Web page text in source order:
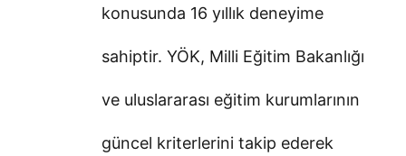
konusunda 16 yıllık deneyime
sahiptir. YÖK, Milli Eğitim Bakanlığı
ve uluslararası eğitim kurumlarının
güncel kriterlerini takip ederek